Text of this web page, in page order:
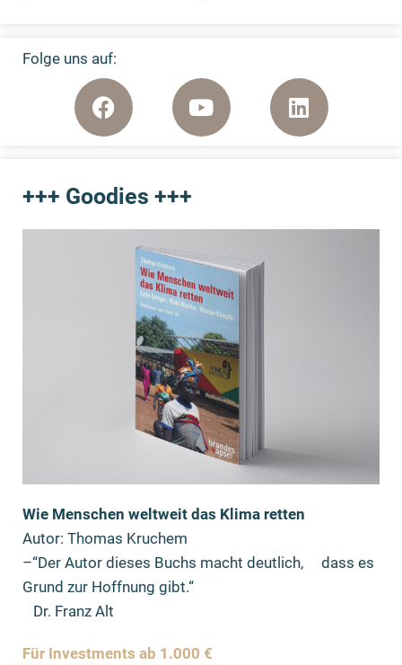
Folge uns auf:
+++ Goodies +++
Wie Menschen weltweit das Klima retten
Autor: Thomas Kruchem
–“Der Autor dieses Buchs macht deutlich, dass es
Grund zur Hoffnung gibt.“
Dr. Franz Alt
Für Investments ab 1.000 €